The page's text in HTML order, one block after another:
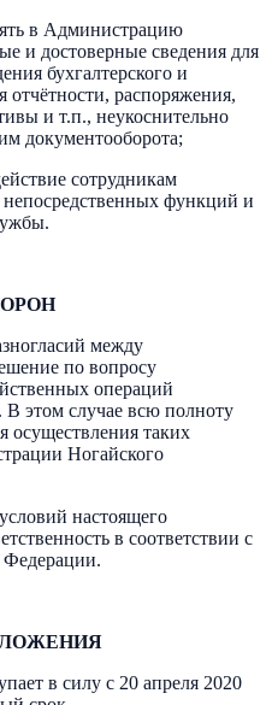
в Администрацию
и достоверные сведения для
бухгалтерского и
отчётности, распоряжения,
и т.п., неукоснительно
документооборота;
сотрудникам
функций и
между
по вопросу
операций
этом случае всю полноту
осуществления таких
Ногайского
настоящего
в соответствии с
Федерации.
в силу с 20 апреля 2020